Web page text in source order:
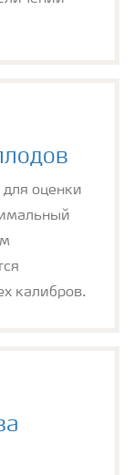
оценки
калибров.